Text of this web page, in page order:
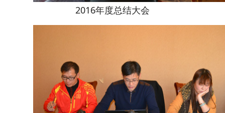
2016年度总结大会